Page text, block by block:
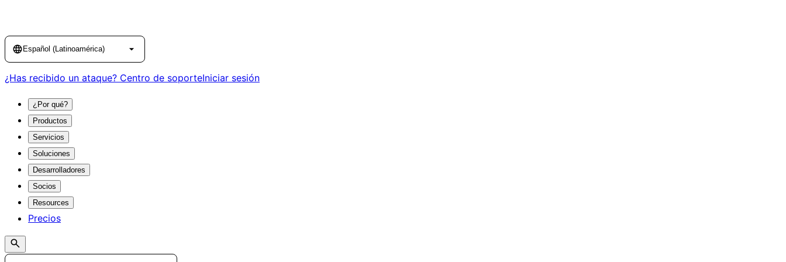
LanguageEspañol (Latinoamérica)
¿Has recibido un ataque? Centro de soporteIniciar sesión
¿Por qué?
Productos
Servicios
Soluciones
Desarrolladores
Socios
Resources
Precios